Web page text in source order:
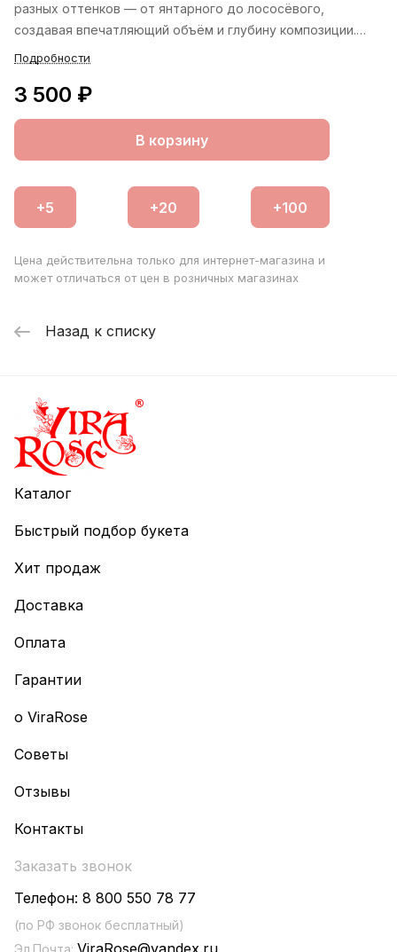
разных оттенков — от янтарного до лососёвого,
создавая впечатляющий объём и глубину композиции.
Разная высота стеблей придаёт динамику, а веточки
завершённости.
Подробности
3 500 ₽
В корзину
Цена действительна только для интернет-магазина и
может отличаться от цен в розничных магазинах
Назад к списку
Каталог
Быстрый подбор букета
Хит продаж
Доставка
Оплата
Гарантии
о ViraRose
Советы
Отзывы
Контакты
Заказать звонок
Телефон: 8 800 550 78 77
(по РФ звонок бесплатный)
Эл.Почта: